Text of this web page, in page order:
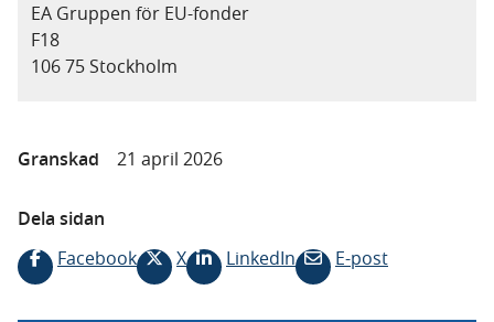
EA Gruppen för EU-fonder
F18
106 75 Stockholm
Granskad 21 april 2026
Dela sidan
Facebook
X LinkedIn E-post